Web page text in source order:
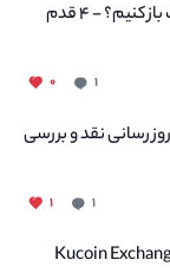
چگونه در صرافی کوکوین حساب باز کنیم؟ - ۴ قدم
۱ ۰
رسانی نقد و بررسی
۱ ۱